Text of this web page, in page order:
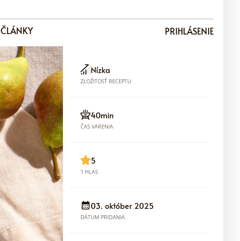
ČLÁNKY PRIHLÁSENIE
Nízka
ZLOŽITOSŤ RECEPTU
40min
ČAS VARENIA
5
1 HLAS
03. október 2025
DÁTUM PRIDANIA